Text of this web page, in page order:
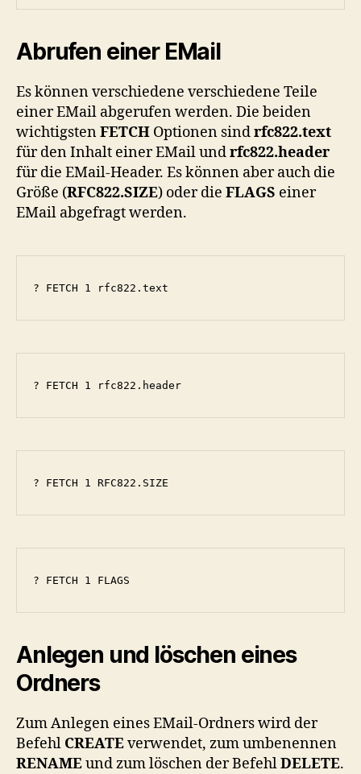
Abrufen einer EMail
Es können verschiedene verschiedene Teile
einer EMail abgerufen werden. Die beiden
wichtigstenFETCH Optionen sindrfc822.text
für den Inhalt einer EMail undrfc822.header
für die EMail-Header. Es können aber auch die
Größe (RFC822.SIZE) oder die FLAGS einer
EMail abgefragt werden.
? FETCH 1 rfc822.text
? FETCH 1 rfc822.header
? FETCH 1 RFC822.SIZE
? FETCH 1 FLAGS
Anlegen und löschen eines
Ordners
Zum Anlegen eines EMail-Ordners wird der
Befehl CREATEverwendet, zum umbenennen
RENAMEund zum löschen der BefehlDELETE.